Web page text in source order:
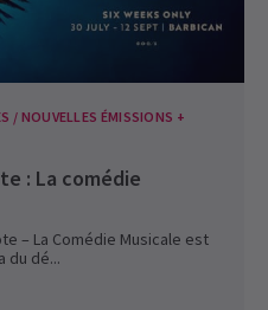
/ NOUVELLES ÉMISSIONS +
: La comédie
– La Comédie Musicale est
du dé...